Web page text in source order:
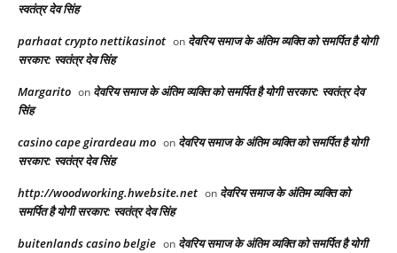
स्वतंत्र देव सिंह
parhaat crypto nettikasinot on देवरिय समाज के अंतिम व्यक्ति को समर्पित है योगी
सरकार: स्वतंत्र देव सिंह
Margarito on देवरिय समाज के अंतिम व्यक्ति को समर्पित है योगी सरकार: स्वतंत्र देव
सिंह
casino cape girardeau mo on देवरिय समाज के अंतिम व्यक्ति को समर्पित है योगी
सरकार: स्वतंत्र देव सिंह
http://woodworking.hwebsite.net on देवरिय समाज के अंतिम व्यक्ति को
समर्पित है योगी सरकार: स्वतंत्र देव सिंह
buitenlands casino belgie on देवरिय समाज के अंतिम व्यक्ति को समर्पित है योगी